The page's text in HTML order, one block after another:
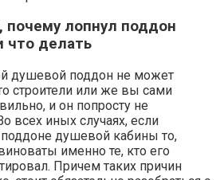
почему лопнул поддон
что делать
душевой поддон не может
строители или же вы сами
и он попросту не
всех иных случаях, если
душевой кабины то,
именно те, кто его
Причем таких причин